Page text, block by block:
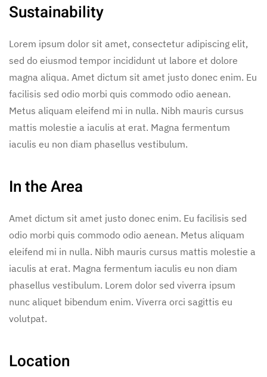
Sustainability
Lorem ipsum dolor sit amet, consectetur adipiscing elit,
sed do eiusmod tempor incididunt ut labore et dolore
magna aliqua. Amet dictum sit amet justo donec enim. Eu
facilisis sed odio morbi quis commodo odio aenean.
Metus aliquam eleifend mi in nulla. Nibh mauris cursus
mattis molestie a iaculis at erat. Magna fermentum
iaculis eu non diam phasellus vestibulum.
In the Area
Amet dictum sit amet justo donec enim. Eu facilisis sed
odio morbi quis commodo odio aenean. Metus aliquam
eleifend mi in nulla. Nibh mauris cursus mattis molestie a
iaculis at erat. Magna fermentum iaculis eu non diam
phasellus vestibulum. Lorem dolor sed viverra ipsum
nunc aliquet bibendum enim. Viverra orci sagittis eu
volutpat.
Location